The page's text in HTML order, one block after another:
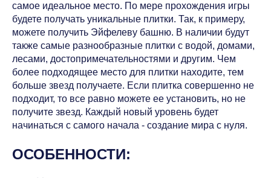
самое идеальное место. По мере прохождения игры
будете получать уникальные плитки. Так, к примеру,
можете получить Эйфелеву башню. В наличии будут
также самые разнообразные плитки с водой, домами,
лесами, достопримечательностями и другим. Чем
более подходящее место для плитки находите, тем
больше звезд получаете. Если плитка совершенно не
подходит, то все равно можете ее установить, но не
получите звезд. Каждый новый уровень будет
начинаться с самого начала - создание мира с нуля.
ОСОБЕННОСТИ: